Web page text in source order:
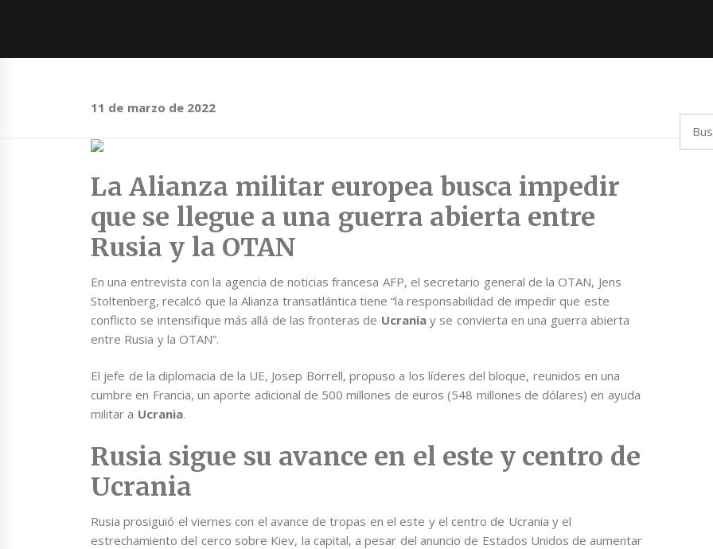
11 de marzo de 2022
La Alianza militar europea busca impedir
que se llegue a una guerra abierta entre
Rusia y la OTAN
En una entrevista con la agencia de noticias francesa AFP, el secretario general de la OTAN, Jens
Stoltenberg, recalcó que la Alianza transatlántica tiene “la responsabilidad de impedir que este
conflicto se intensifique más allá de las fronteras de Ucraniay se convierta en una guerra abierta
entre Rusia y la OTAN”.
El jefe de la diplomacia de la UE, Josep Borrell, propuso a los líderes del bloque, reunidos en una
cumbre en Francia, un aporte adicional de 500 millones de euros (548 millones de dólares) en ayuda
militar a Ucrania.
Rusia sigue su avance en el este y centro de
Ucrania
Rusia prosiguió el viernes con el avance de tropas en el este y el centro de Ucrania y el
estrechamiento del cerco sobre Kiev, la capital, a pesar del anuncio de Estados Unidos de aumentar